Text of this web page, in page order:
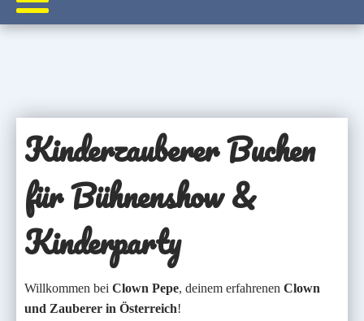
Kinderzauberer Buchen
für Bühnenshow &
Kinderparty
Willkommen bei Clown Pepe, deinem erfahrenen Clown
und Zauberer in Österreich!